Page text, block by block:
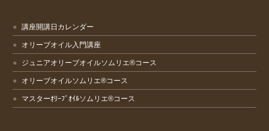
講座開講日カレンダー
オリーブオイル入門講座
ジュニアオリーブオイルソムリエ®コース
オリーブオイルソムリエ®コース
マスターｵﾘｰﾌﾞｵｲﾙソムリエ®コース